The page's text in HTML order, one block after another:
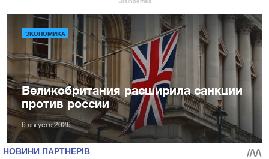
ЭКОНОМИКА
Великобритания расширила санкции
против россии
6 августа 2026